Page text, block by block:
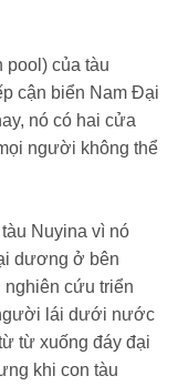
pool) của tàu
cận biển Nam Đại
nó có hai cửa
người không thể
Nuyina vì nó
dương ở bên
cứu triển
lái dưới nước
từ xuống đáy đại
khi con tàu